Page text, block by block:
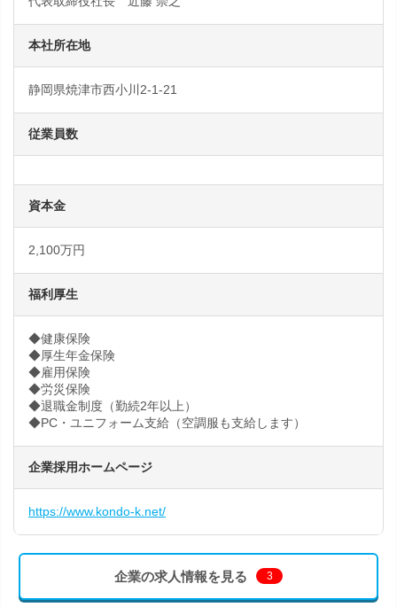
本社所在地
静岡県焼津市西小川2-1-21
従業員数
資本金
2,100万円
福利厚生
◆健康保険
◆厚生年金保険
◆雇用保険
◆労災保険
◆退職金制度（勤続2年以上）
◆PC・ユニフォーム支給（空調服も支給します）
企業採用ホームページ
https://www.kondo-k.net/
企業の求人情報を見る 3